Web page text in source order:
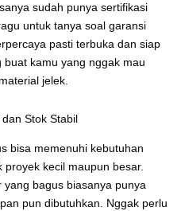
sudah punya sertifikasi
untuk tanya soal garansi
pasti terbuka dan siap
kamu yang nggak mau
jelek.
Stok Stabil
bisa memenuhi kebutuhan
kecil maupun besar.
bagus biasanya punya
pun dibutuhkan. Nggak perlu